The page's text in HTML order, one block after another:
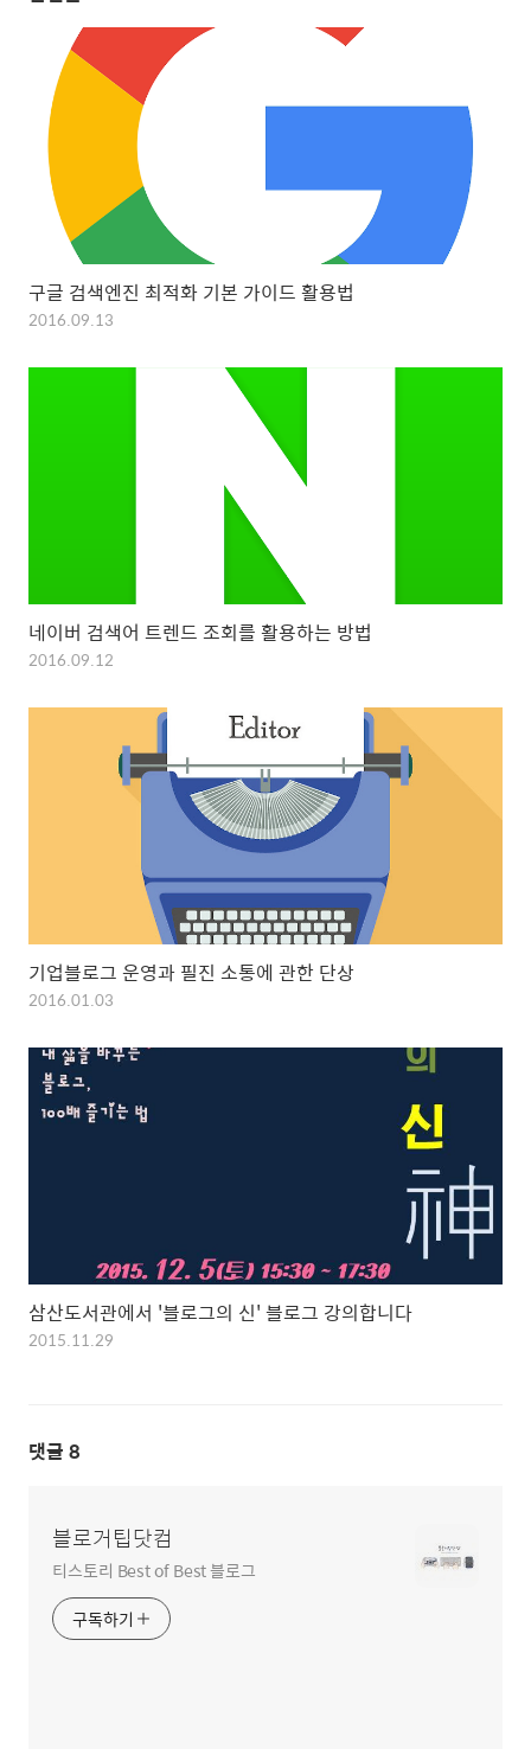
구글 검색엔진 최적화 기본 가이드 활용법
2016.09.13
네이버 검색어 트렌드 조회를 활용하는 방법
2016.09.12
기업블로그 운영과 필진 소통에 관한 단상
2016.01.03
삼산도서관에서 '블로그의 신' 블로그 강의합니다
2015.11.29
댓글 8
블로거팁닷컴
티스토리 Best of Best 블로그
구독하기